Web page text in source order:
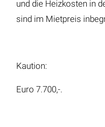
und die Heizkosten in
sind im Mietpreis
Kaution:
Euro 7.700,-.